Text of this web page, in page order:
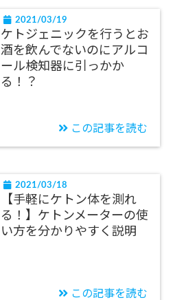
2021/03/19
ケトジェニックを行うとお
酒を飲んでないのにアルコ
ール検知器に引っかか
る！？
この記事を読む
2021/03/18
【手軽にケトン体を測れ
る！】ケトンメーターの使
い方を分かりやすく説明
この記事を読む